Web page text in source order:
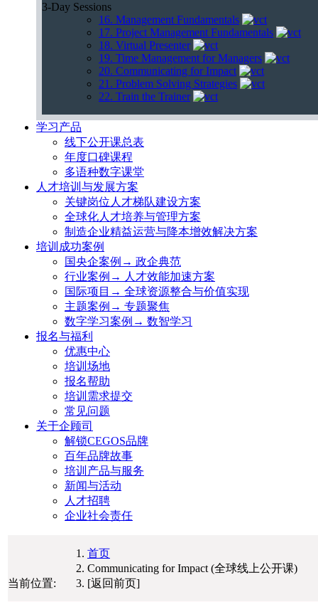
3-Day Sessions
16. Management Fundamentals
17. Project Management Fundamentals
18. Virtual Presenter
19. Time Management for Managers
20. Communicating for Impact
21. Problem Solving Strategies
22. Train the Trainer
学习产品
线下公开课总表
年度口碑课程
多语种数字课堂
人才培训与发展方案
关键岗位人才梯队建设方案
全球化人才培养与管理方案
制造企业精益运营与降本增效解决方案
培训成功案例
国央企案例→ 政企典范
行业案例→ 人才效能加速方案
国际项目→ 全球资源整合与价值实现
主题案例→ 专题聚焦
数字学习案例→ 数智学习
报名与福利
优惠中心
培训场地
报名帮助
培训需求提交
常见问题
关于企顾司
解锁CEGOS品牌
百年品牌故事
培训产品与服务
新闻与活动
人才招聘
企业社会责任
当前位置:
首页
Communicating for Impact (全球线上公开课)
[返回前页]